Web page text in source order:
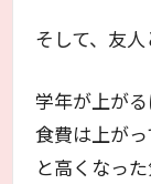
そして、友
学年が上がる
食費は上が
と高くなった